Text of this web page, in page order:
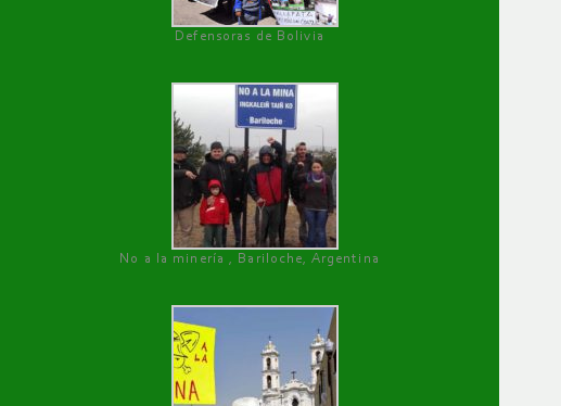
Defensoras de Bolivia
No a la minería , Bariloche, Argentina